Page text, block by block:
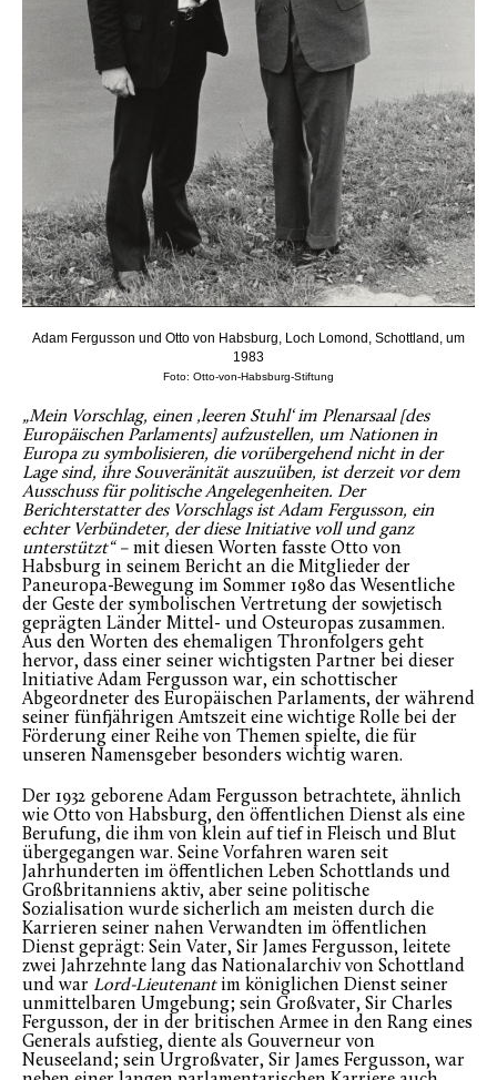
Adam Fergusson und Otto von Habsburg, Loch Lomond, Schottland, um
1983
Foto: Otto-von-Habsburg-Stiftung
„Mein Vorschlag, einen ‚leeren Stuhl‘ im Plenarsaal [des
Europäischen Parlaments] aufzustellen, um Nationen in
Europa zu symbolisieren, die vorübergehend nicht in der
Lage sind, ihre Souveränität auszuüben, ist derzeit vor dem
Ausschuss für politische Angelegenheiten. Der
Berichterstatter des Vorschlags ist Adam Fergusson, ein
echter Verbündeter, der diese Initiative voll und ganz
unterstützt“ – mit diesen Worten fasste Otto von
Habsburg in seinem Bericht an die Mitglieder der
Paneuropa-Bewegung im Sommer 1980 das Wesentliche
der Geste der symbolischen Vertretung der sowjetisch
geprägten Länder Mittel- und Osteuropas zusammen.
Aus den Worten des ehemaligen Thronfolgers geht
hervor, dass einer seiner wichtigsten Partner bei dieser
Initiative Adam Fergusson war, ein schottischer
Abgeordneter des Europäischen Parlaments, der während
seiner fünfjährigen Amtszeit eine wichtige Rolle bei der
Förderung einer Reihe von Themen spielte, die für
unseren Namensgeber besonders wichtig waren.
Der 1932 geborene Adam Fergusson betrachtete, ähnlich
wie Otto von Habsburg, den öffentlichen Dienst als eine
Berufung, die ihm von klein auf tief in Fleisch und Blut
übergegangen war. Seine Vorfahren waren seit
Jahrhunderten im öffentlichen Leben Schottlands und
Großbritanniens aktiv, aber seine politische
Sozialisation wurde sicherlich am meisten durch die
Karrieren seiner nahen Verwandten im öffentlichen
Dienst geprägt: Sein Vater, Sir James Fergusson, leitete
zwei Jahrzehnte lang das Nationalarchiv von Schottland
und war Lord-Lieutenant im königlichen Dienst seiner
unmittelbaren Umgebung; sein Großvater, Sir Charles
Fergusson, der in der britischen Armee in den Rang eines
Generals aufstieg, diente als Gouverneur von
Neuseeland; sein Urgroßvater, Sir James Fergusson, war